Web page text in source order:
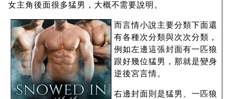
女主角後面很多猛男，大概不需要說明。
而言情小說主要分類下面還
有各種次分類與次次分類，
例如左邊這張封面有一匹狼
跟好幾位猛男，那就是變身
逆後宮言情。
右邊封面則是猛男、一匹狼